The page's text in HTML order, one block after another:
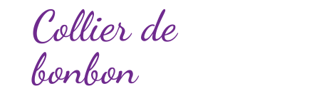
Collier de
bonbon